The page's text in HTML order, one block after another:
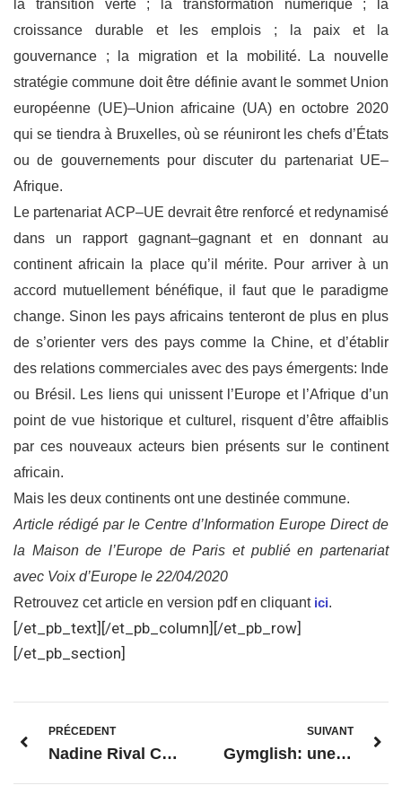
la transition verte ; la transformation numérique ; la
croissance durable et les emplois ; la paix et la
gouvernance ; la migration et la mobilité. La nouvelle
stratégie commune doit être définie avant le sommet Union
européenne (UE)–Union africaine (UA) en octobre 2020
qui se tiendra à Bruxelles, où se réuniront les chefs d’États
ou de gouvernements pour discuter du partenariat UE–
Afrique.
Le partenariat ACP–UE devrait être renforcé et redynamisé
dans un rapport gagnant–gagnant et en donnant au
continent africain la place qu’il mérite. Pour arriver à un
accord mutuellement bénéfique, il faut que le paradigme
change. Sinon les pays africains tenteront de plus en plus
de s’orienter vers des pays comme la Chine, et d’établir
des relations commerciales avec des pays émergents: Inde
ou Brésil. Les liens qui unissent l’Europe et l’Afrique d’un
point de vue historique et culturel, risquent d’être affaibl is
par ces nouveaux acteurs bien présents sur le continent
africain.
Mais les deux continents ont une destinée commune.
Article rédigé par le Centre d’Information Europe Direct de
la Maison de l’Europe de Paris et publié en partenariat
avec Voix d’Europe le 22/04/2020
Retrouvez cet article en version pdf en cliquant ici.
[/et_pb_text][/et_pb_column][/et_pb_row]
[/et_pb_section]
PRÉCEDENT
Nadine Rival Colomban, responsable d’administration
SUIVANT
Gymglish: une manière ludique d’apprendre une langue !